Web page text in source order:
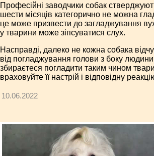
Професійні заводчики собак
шести місяців категорично не можна
це може призвести до загладжування
у тварини може зіпсуватися слух.
Насправді, далеко не кожна собака
від погладжування голови з боку
збираєтеся погладити таким чином
враховуйте її настрій і відповідну
10.06.2022